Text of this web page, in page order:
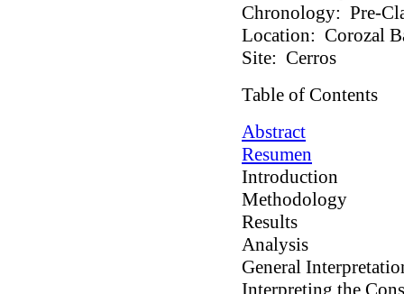
Chronology: Pre-
Location: Corozal
Site: Cerros
Table of Contents
Abstract
Resumen
Introduction
Methodology
Results
Analysis
General
Interpreting the